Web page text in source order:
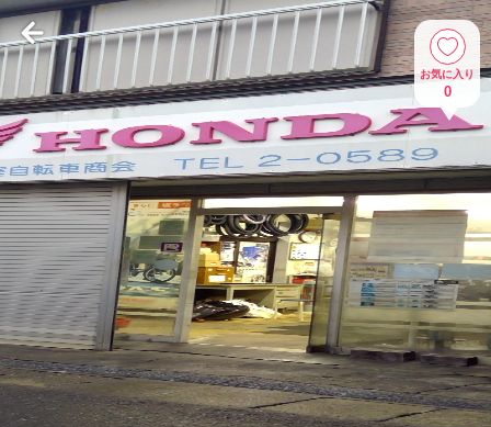
お気に入り
0